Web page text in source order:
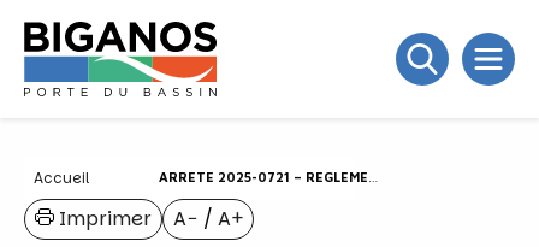
Accueil ARRETE 2025-0721 – REGLEMENTANT L’AUTORISATION DE TIRS D’ARTIFICES DE DIVERTISSEMENT LE 21-12-2025
A− / A+
Imprimer